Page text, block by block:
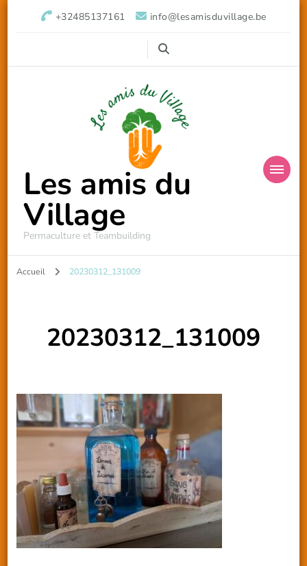
+32485137161 info@lesamisduvillage.be
Les amis du
Village
Permaculture et Teambuilding
Accueil 20230312_131009
20230312_131009